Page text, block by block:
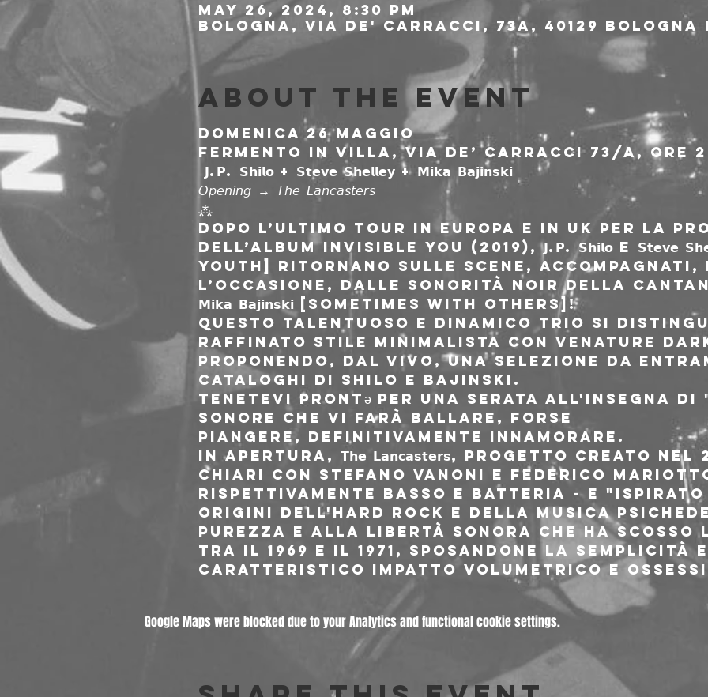
May 26, 2024, 8:30 PM
Bologna, Via de' Carracci, 73a, 40129 Bologna
About the event
Domenica 26 maggio
Fermento in Villa, via de’ Carracci 73/a, ore
𝘖𝘱𝘦𝘯𝘪𝘯𝘨 → 𝘛𝘩𝘦 𝘓𝘢𝘯𝘤𝘢𝘴𝘵𝘦𝘳𝘴
⁂
Dopo l’ultimo tour in Europa e in UK per la
dell’album Invisible You (2019), 𝗝.𝗣. 𝗦𝗵𝗶𝗹𝗼 e 𝗦𝘁𝗲𝘃𝗲
Youth] ritornano sulle scene, accompagnati,
l’occasione, dalle sonorità noir della
𝗠𝗶𝗸𝗮 𝗕𝗮𝗷𝗶𝗻𝘀𝗸𝗶 [Sometimes With Others]!
Questo talentuoso e dinamico trio si
raffinato stile minimalista con venature
proponendo, dal vivo, una selezione da
cataloghi di Shilo e Bajinski.
Tenetevi prontə per una serata all'insegna
sonore che vi farà ballare, forse
piangere, definitivamente innamorare.
In apertura, 𝗧𝗵𝗲 𝗟𝗮𝗻𝗰𝗮𝘀𝘁𝗲𝗿𝘀, progetto creato nel
Chiari con Stefano Vanoni e Federico
rispettivamente basso e batteria - e
origini dell'hard rock e della musica
purezza e alla libertà sonora che ha
tra il 1969 e il 1971, sposandone la semplicità
caratteristico impatto volumetrico e
Google Maps were blocked due to your Analytics and functional cookie settings.